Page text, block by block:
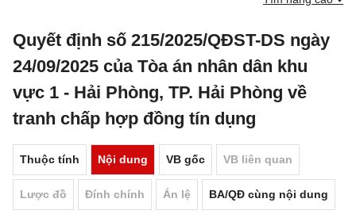
Quyết định số 215/2025/QĐST-DS ngày
24/09/2025 của Tòa án nhân dân khu
vực 1 - Hải Phòng, TP. Hải Phòng về
tranh chấp hợp đồng tín dụng
Thuộc tính Nội dung VB gốc VB liên quan
Lược đồ Đính chính Án lệ BA/QĐ cùng nội dung